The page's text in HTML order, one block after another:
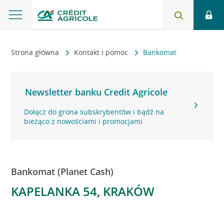
Strona główna Kontakt i pomoc Bankomat
Newsletter banku Credit Agricole
Dołącz do grona subskrybentów i bądź na
bieżąco z nowościami i promocjami
Bankomat (Planet Cash)
KAPELANKA 54, KRAKÓW